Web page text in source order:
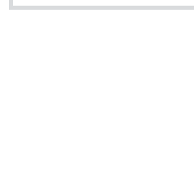
い汚れが発生していました。